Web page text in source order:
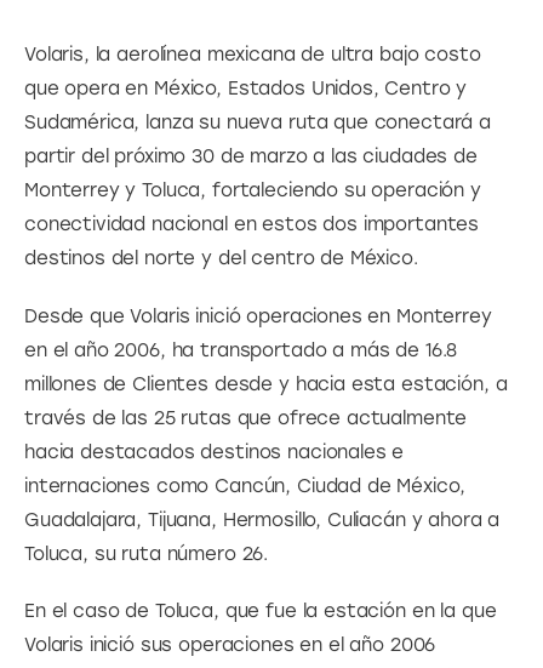
Volaris, la aerolínea mexicana de ultra bajo costo
que opera en México, Estados Unidos, Centro y
Sudamérica, lanza su nueva ruta que conectará a
partir del próximo 30 de marzo a las ciudades de
Monterrey y Toluca, fortaleciendo su operación y
conectividad nacional en estos dos importantes
destinos del norte y del centro de México.
Desde que Volaris inició operaciones en Monterrey
en el año 2006, ha transportado a más de 16.8
millones de Clientes desde y hacia esta estación, a
través de las 25 rutas que ofrece actualmente
hacia destacados destinos nacionales e
internaciones como Cancún, Ciudad de México,
Guadalajara, Tijuana, Hermosillo, Culiacán y ahora a
Toluca, su ruta número 26.
En el caso de Toluca, que fue la estación en la que
Volaris inició sus operaciones en el año 2006